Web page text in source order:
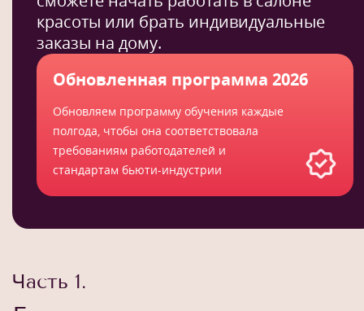
красоты или брать индивидуальные
заказы на дому.
Обновленная программа 2026
Обновляем программу обучения каждые
полгода, чтобы она соответствовала
требованиям работодателей и
стандартам бьюти-индустрии
Часть 1.